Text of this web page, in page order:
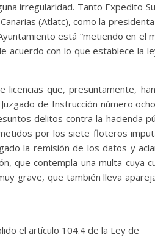
irregularidad. Tanto Expedito
(Atlatc), como la
está “metiendo en el
acuerdo con lo que establece la
que, presuntamente,
de Instrucción número
delitos contra la hacienda
por los siete floteros
la remisión de los datos y
que contempla una multa cuya
grave, que también lleva
el artículo 104.4 de la Ley de